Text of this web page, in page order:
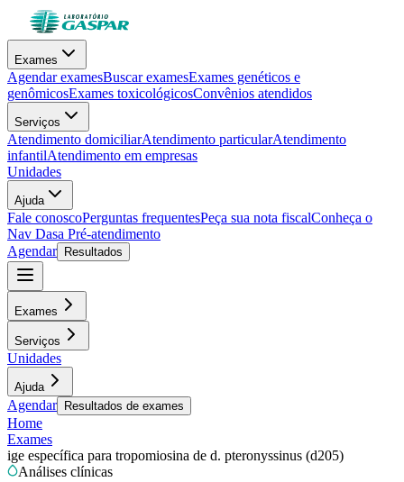
Exames
Agendar examesBuscar examesExames genéticos e
genômicosExames toxicológicosConvênios atendidos
Serviços
Atendimento domiciliarAtendimento particularAtendimento
infantilAtendimento em empresas
Unidades
Ajuda
Fale conoscoPerguntas frequentesPeça sua nota fiscalConheça o
Nav Dasa Pré-atendimento
Agendar
Resultados
Exames
Serviços
Unidades
Ajuda
Agendar Resultados de exames
Home
Exames
ige específica para tropomiosina de d. pteronyssinus (d205)
Análises clínicas